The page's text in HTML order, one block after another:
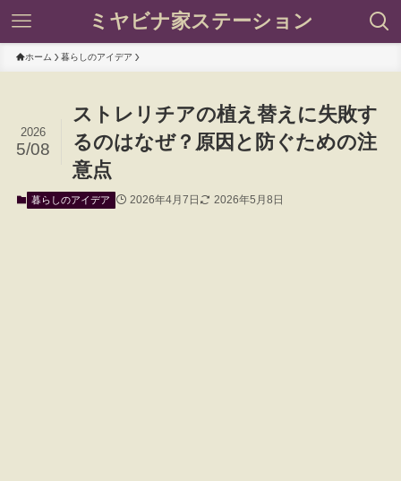
ミヤビナ家ステーション
ホーム 暮らしのアイデア
ストレリチアの植え替えに失敗す
るのはなぜ？原因と防ぐための注
意点
2026
5/08
暮らしのアイデア 2026年4月7日 2026年5月8日